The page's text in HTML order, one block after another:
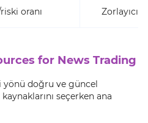
oranı Zorlayıcı
for News Trading
doğru ve güncel
seçerken ana